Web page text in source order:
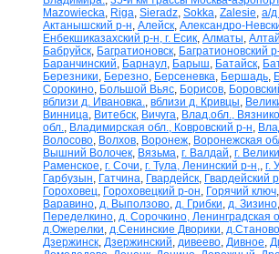
Mazowiecka, Riga, Sieradz, Sokka, Zalesie, а/
Актанышский р-н, Алейск, Александро-
Енбекшиказахский р-н, г. Есик, Алматы, Алтай
Бабруйск, Багратионовск, Багратионовский
Баранчинский, Барнаул, Барыш, Батайск,
Березники, Березно, Берсеневка, Бершадь,
Сорокино, Большой Вьяс, Борисов,
вблизи д. Ивановка., вблизи д. Кривцы,
Винница, Витебск, Вичуга, Влад.обл.,
обл., Владимирская обл., Ковровский р-н,
Волосово, Волхов, Воронеж, Воронежская
Вышний Волочек, Вязьма, г. Валдай, г.
Раменское, г. Сочи, г. Тула, Ленинский р-н,, г.
Гарбузын, Гатчина, Гвардейск, Гвардейский
Гороховец, Гороховецкий р-он, Горячий ключ,
Варавино, д. Выползово, д. Грибки, д. Зизино,
Переделкино, д. Сорочкино, Ленинградская
д.Ожерелки, д.Сенинские Дворики,
Дзержинск, Дзержинский, дивеево, Дивное,